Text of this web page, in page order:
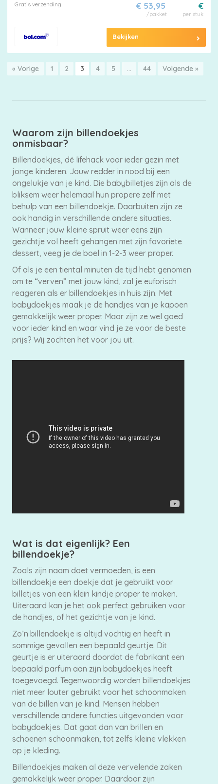
Gratis verzending €
per stuk
€ 53,95
/pakket
Bekijken
« Vorige 1 2 3 4 5 … 44 Volgende »
Waarom zijn billendoekjes
onmisbaar?
Billendoekjes, dé lifehack voor ieder gezin met
jonge kinderen. Jouw redder in nood bij een
ongelukje van je kind. Die babybilletjes zijn als de
bliksem weer helemaal hun propere zelf met
behulp van een billendoekje. Daarbuiten zijn ze
ook handig in verschillende andere situaties.
Wanneer jouw kleine spruit weer eens zijn
gezichtje vol heeft gehangen met zijn favoriete
dessert, veeg je de boel in 1-2-3 weer proper.
Of als je een tiental minuten de tijd hebt genomen
om te “verven” met jouw kind, zal je euforisch
reageren als er billendoekjes in huis zijn. Met
babydoekjes maak je de handjes van je kapoen
gemakkelijk weer proper. Maar zijn ze wel goed
voor ieder kind en waar vind je ze voor de beste
prijs? Wij zochten het voor jou uit.
Wat is dat eigenlijk? Een
billendoekje?
Zoals zijn naam doet vermoeden, is een
billendoekje een doekje dat je gebruikt voor
billetjes van een klein kindje proper te maken.
Uiteraard kan je het ook perfect gebruiken voor
de handjes, of het gezichtje van je kind.
Zo’n billendoekje is altijd vochtig en heeft in
sommige gevallen een bepaald geurtje. Dit
geurtje is er uiteraard doordat de fabrikant een
bepaald parfum aan zijn babydoekjes heeft
toegevoegd. Tegenwoordig worden billendoekjes
niet meer louter gebruikt voor het schoonmaken
van de billen van je kind. Mensen hebben
verschillende andere functies uitgevonden voor
babydoekjes. Dat gaat dan van brillen en
schoenen schoonmaken, tot zelfs kleine vlekken
op je kleding.
Billendoekjes maken al deze vervelende zaken
gemakkelijk weer proper. Daardoor zijn